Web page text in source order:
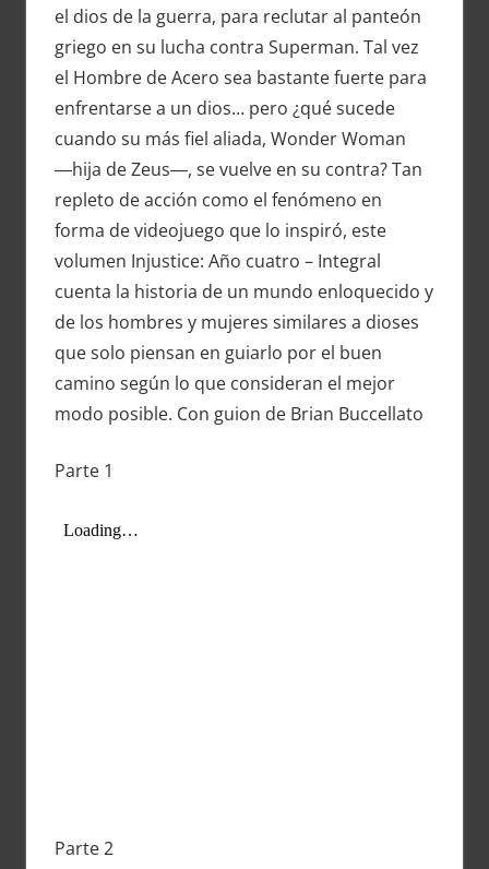
el dios de la guerra, para reclutar al panteón
griego en su lucha contra Superman. Tal vez
el Hombre de Acero sea bastante fuerte para
enfrentarse a un dios… pero ¿qué sucede
cuando su más fiel aliada, Wonder Woman
―hija de Zeus―, se vuelve en su contra? Tan
repleto de acción como el fenómeno en
forma de videojuego que lo inspiró, este
volumen Injustice: Año cuatro – Integral
cuenta la historia de un mundo enloquecido y
de los hombres y mujeres similares a dioses
que solo piensan en guiarlo por el buen
camino según lo que consideran el mejor
modo posible. Con guion de Brian Buccellato
Parte 1
Parte 2